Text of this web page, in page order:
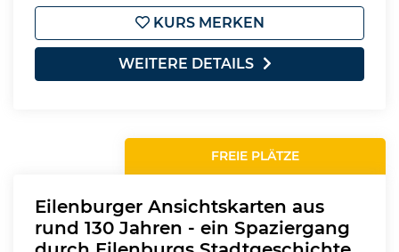
KURS MERKEN
WEITERE DETAILS
FREIE PLÄTZE
Eilenburger Ansichtskarten aus
rund 130 Jahren - ein Spaziergang